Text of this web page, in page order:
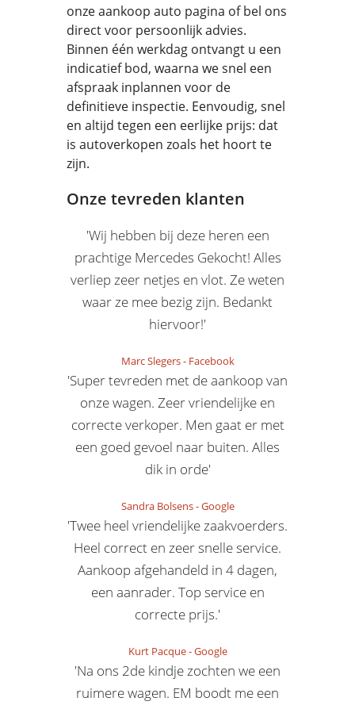
onze aankoop auto pagina of bel ons
direct voor persoonlijk advies.
Binnen één werkdag ontvangt u een
indicatief bod, waarna we snel een
afspraak inplannen voor de
definitieve inspectie. Eenvoudig, snel
en altijd tegen een eerlijke prijs: dat
is autoverkopen zoals het hoort te
zijn.
Onze tevreden klanten
'Wij hebben bij deze heren een
prachtige Mercedes Gekocht! Alles
verliep zeer netjes en vlot. Ze weten
waar ze mee bezig zijn. Bedankt
hiervoor!'
Marc Slegers- Facebook
'Super tevreden met de aankoop van
onze wagen. Zeer vriendelijke en
correcte verkoper. Men gaat er met
een goed gevoel naar buiten. Alles
dik in orde'
Sandra Bolsens-Google
'Twee heel vriendelijke zaakvoerders.
Heel correct en zeer snelle service.
Aankoop afgehandeld in 4 dagen,
een aanrader. Top service en
correcte prijs.'
Kurt Pacque-Google
'Na ons 2de kindje zochten we een
ruimere wagen. EM boodt me een